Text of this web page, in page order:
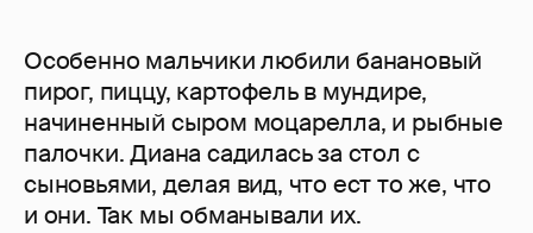
Особенно мальчики любили банановый
пирог, пиццу, картофель в мундире,
начиненный сыром моцарелла, и рыбные
палочки. Диана садилась за стол с
сыновьями, делая вид, что ест то же, что
и они. Так мы обманывали их.